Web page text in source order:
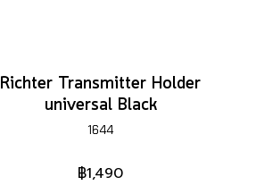
Richter Transmitter Holder
universal Black
1644
฿1,490